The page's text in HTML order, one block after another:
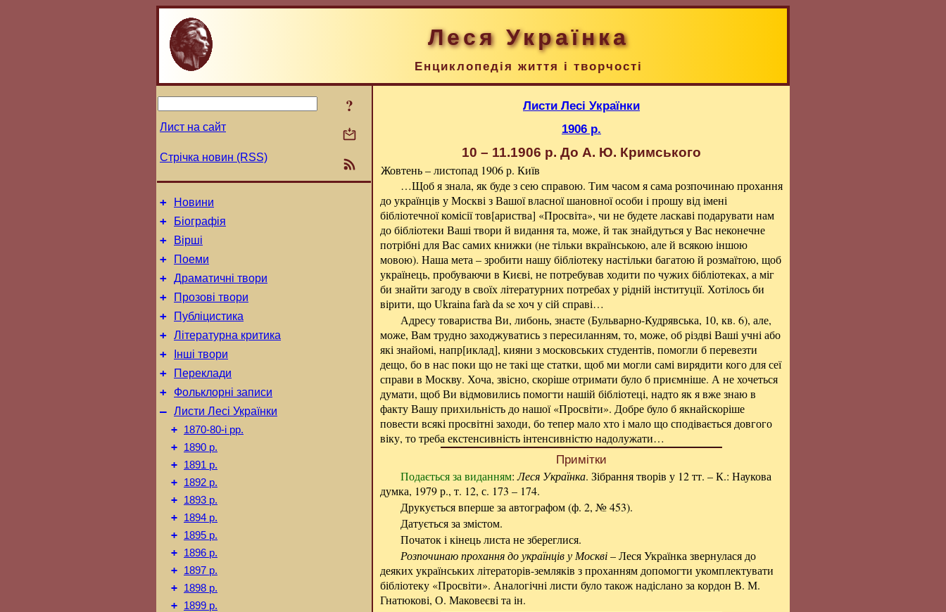
Леся Українка
Енциклопедія життя і творчості
?
Лист на сайт
Стрічка новин (RSS)
+ Новини
+ Біографія
+ Вірші
+ Поеми
+ Драматичні твори
+ Прозові твори
+ Публіцистика
+ Літературна критика
+ Інші твори
+ Переклади
+ Фольклорні записи
– Листи Лесі Українки
+
1870-80-і рр.
+ 1890 р.
+ 1891 р.
+ 1892 р.
+ 1893 р.
+ 1894 р.
+ 1895 р.
+ 1896 р.
+ 1897 р.
+ 1898 р.
+ 1899 р.
Листи Лесі Українки
1906 р.
10 – 11.1906 р. До А. Ю. Кримського
Жовтень – листопад 1906 р. Київ
…Щоб я знала, як буде з сею справою. Тим часом я сама розпочинаю прохання
до українців у Москві з Вашої власної шановної особи і прошу від імені
бібліотечної комісії тов[ариства] «Просвіта», чи не будете ласкаві подарувати нам
до бібліотеки Ваші твори й видання та, може, й так знайдуться у Вас неконечне
потрібні для Вас самих книжки (не тільки вкраїнською, але й всякою іншою
мовою). Наша мета – зробити нашу бібліотеку настільки багатою й розмаїтою, щоб
українець, пробуваючи в Києві, не потребував ходити по чужих бібліотеках, а міг
би знайти загоду в своїх літературних потребах у рідній інституції. Хотілось би
вірити, що Ukraina farà da se хоч у сій справі…
Адресу товариства Ви, либонь, знаєте (Бульварно-Кудрявська, 10, кв. 6), але,
може, Вам трудно заходжуватись з пересиланням, то, може, об різдві Ваші учні або
які знайомі, напр[иклад], кияни з московських студентів, помогли б перевезти
дещо, бо в нас поки що не такі ще статки, щоб ми могли самі вирядити кого для сеї
справи в Москву. Хоча, звісно, скоріше отримати було б приємніше. А не хочеться
думати, щоб Ви відмовились помогти нашій бібліотеці, надто як я вже знаю в
факту Вашу прихильність до нашої «Просвіти». Добре було б якнайскоріше
повести всякі просвітні заходи, бо тепер мало хто і мало що сподівається довгого
віку, то треба екстенсивність інтенсивністю надолужати…
Примітки
Подається за виданням:Леся Українка. Зібрання творів у 12 тт. – К.: Наукова
думка, 1979 р., т. 12, с. 173 – 174.
Друкується вперше за автографом (ф. 2, № 453).
Датується за змістом.
Початок і кінець листа не збереглися.
Розпочинаю прохання до українців у Москві– Леся Українка звернулася до
деяких українських літераторів-земляків з проханням допомогти укомплектувати
бібліотеку «Просвіти». Аналогічні листи було також надіслано за кордон В. М.
Гнатюкові, О. Маковеєві та ін.